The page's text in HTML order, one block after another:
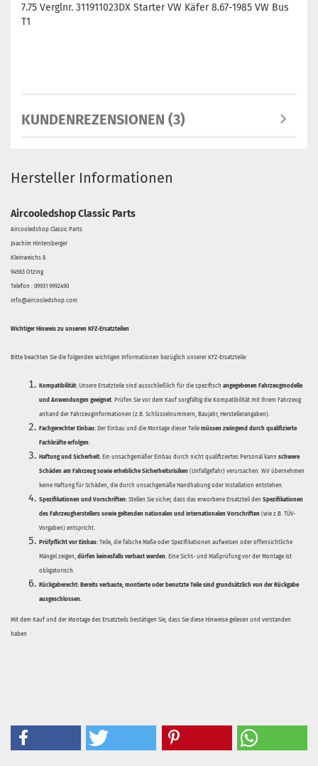
7.75 Verglnr. 311911023DX Starter VW Käfer 8.67-1985 VW Bus
T1
KUNDENREZENSIONEN (3)
Hersteller Informationen
Aircooledshop Classic Parts
Aircooledshop Classic Parts
Joachim Hintersberger
Kleinweichs 8
94563 Otzing
Telefon : 09931 9992490
info@aircooledshop.com
Wichtiger Hinweis zu unseren KFZ-Ersatzteilen
Bitte beachten Sie die folgenden wichtigen Informationen bezüglich unserer KFZ-Ersatzteile:
Kompatibilität: Unsere Ersatzteile sind ausschließlich für die spezifisch angegebenen Fahrzeugmodelle
und Anwendungen geeignet. Prüfen Sie vor dem Kauf sorgfältig die Kompatibilität mit Ihrem Fahrzeug
anhand der Fahrzeuginformationen (z.B. Schlüsselnummern, Baujahr, Herstellerangaben).
Fachgerechter Einbau: Der Einbau und die Montage dieser Teile müssen zwingend durch qualifizierte
Fachkräfte erfolgen.
Haftung und Sicherheit: Ein unsachgemäßer Einbau durch nicht qualifiziertes Personal kann schwere
Schäden am Fahrzeug sowie erhebliche Sicherheitsrisiken (Unfallgefahr) verursachen. Wir übernehmen
keine Haftung für Schäden, die durch unsachgemäße Handhabung oder Installation entstehen.
Spezifikationen und Vorschriften: Stellen Sie sicher, dass das erworbene Ersatzteil den Spezifikationen
des Fahrzeugherstellers sowie geltenden nationalen und internationalen Vorschriften (wie z.B. TÜV-
Vorgaben) entspricht.
Prüfpflicht vor Einbau: Teile, die falsche Maße oder Spezifikationen aufweisen oder offensichtliche
Mängel zeigen, dürfen keinesfalls verbaut werden. Eine Sicht- und Maßprüfung vor der Montage ist
obligatorisch.
Rückgaberecht: Bereits verbaute, montierte oder benutzte Teile sind grundsätzlich von der Rückgabe
ausgeschlossen.
Mit dem Kauf und der Montage des Ersatzteils bestätigen Sie, dass Sie diese Hinweise gelesen und verstanden
haben